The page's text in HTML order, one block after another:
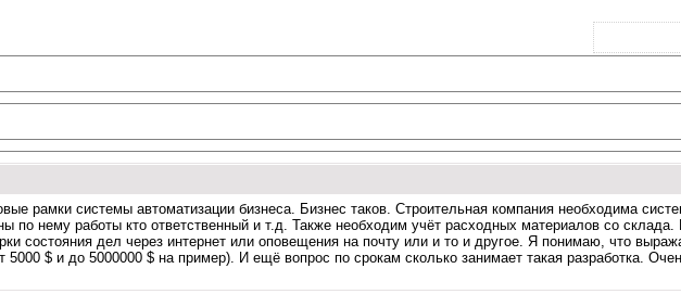
рамки системы автоматизации бизнеса. Бизнес таков. Строительная компания необходима
по нему работы кто ответственный и т.д. Также необходим учёт расходных материалов со
состояния дел через интернет или оповещения на почту или и то и другое. Я понимаю, что
$ и до 5000000 $ на пример). И ещё вопрос по срокам сколько занимает такая разработка.